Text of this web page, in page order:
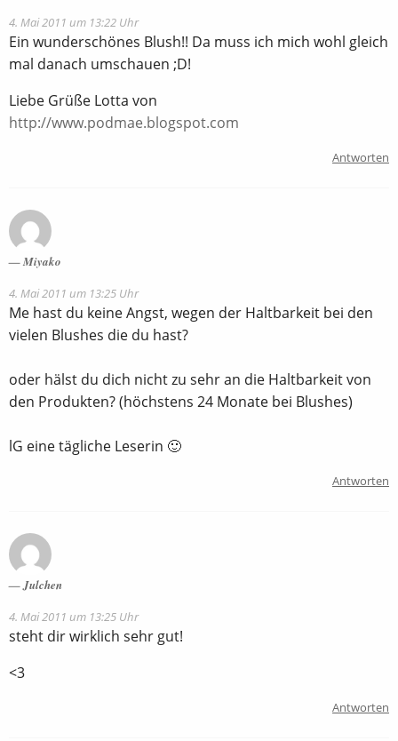
4. Mai 2011 um 13:22 Uhr
Ein wunderschönes Blush!! Da muss ich mich wohl gleich
mal danach umschauen ;D!
Liebe Grüße Lotta von
http://www.podmae.blogspot.com
Antworten
Miyako
4. Mai 2011 um 13:25 Uhr
Me hast du keine Angst, wegen der Haltbarkeit bei den
vielen Blushes die du hast?
oder hälst du dich nicht zu sehr an die Haltbarkeit von
den Produkten? (höchstens 24 Monate bei Blushes)
lG eine tägliche Leserin 🙂
Antworten
Julchen
4. Mai 2011 um 13:25 Uhr
steht dir wirklich sehr gut!
<3
Antworten